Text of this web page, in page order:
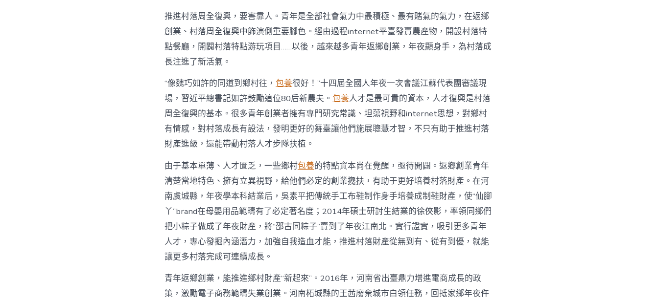
產
復
興
注
進
死
水
甜
心
寶
物
養
網
_
中
國
網〉
中
推進村落周全復興，要害靠人。青年是全部社會氣力中最積極、最有賭氣的氣力，在返鄉
創業、村落周全復興中飾演側重要腳色。經由過程internet平臺發賣農產物，開設村落特
點餐廳，開闢村落特點游玩項目……以後，越來越多青年返鄉創業，年夜顯身手，為村落成
長注進了新活氣。
“像魏巧如許的同道到鄉村往， 包養很好！”十四屆全國人年夜一次會議江蘇代表團審議現
場，習近平總書記如許鼓勵這位80后新農夫。 包養人才是最可貴的資本，人才復興是村落
周全復興的基本。很多青年創業者擁有專門研究常識、坦蕩視野和internet思想，對鄉村
有情感，對村落成長有設法，發明更好的舞臺讓他們施展聰慧才智，不只有助于推進村落
財產進級，還能帶動村落人才步隊扶植。
由于基本單薄、人才匱乏，一些鄉村包養的特點資本尚在覺醒，亟待開闢。返鄉創業青年
清楚當地特色、擁有立異視野，給他們必定的創業攙扶，有助于更好培養村落財產。在河
南虞城縣，年夜學本科結業后，吳素平把傳統手工布鞋制作身手培養成制鞋財產，使“仙腳
丫”brand在母嬰用品範疇有了必定著名度；2014年碩士研討生結業的徐俠影，率領同鄉們
把小粽子做成了年夜財產，將“邵古同粽子”賣到了年夜江南北。實行證實，吸引更多青年
人才，專心發掘內涵潛力，加強自我造血才能，推進村落財產從無到有、從有到優，就能
讓更多村落完成可連續成長。
青年返鄉創業，能推進鄉村財產“新起來”。2016年，河南省出臺鼎力增進電商成長的政
策，激勵電子商務範疇失業創業。河南柘城縣的王茜廢棄城市白領任務，回抵家鄉年夜仵